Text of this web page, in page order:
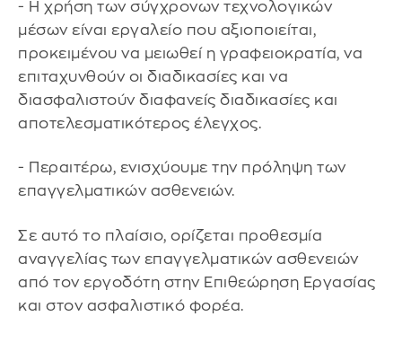
- Η χρήση των σύγχρονων τεχνολογικών
μέσων είναι εργαλείο που αξιοποιείται,
προκειμένου να μειωθεί η γραφειοκρατία, να
επιταχυνθούν οι διαδικασίες και να
διασφαλιστούν διαφανείς διαδικασίες και
αποτελεσματικότερος έλεγχος.
- Περαιτέρω, ενισχύουμε την πρόληψη των
επαγγελματικών ασθενειών.
Σε αυτό το πλαίσιο, ορίζεται προθεσμία
αναγγελίας των επαγγελματικών ασθενειών
από τον εργοδότη στην Επιθεώρηση Εργασίας
και στον ασφαλιστικό φορέα.